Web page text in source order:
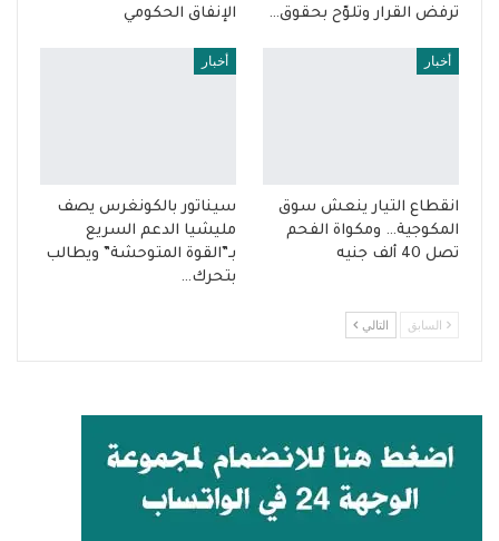
ترفض القرار وتلوّح بحقوق…
الإنفاق الحكومي
أخبار
انقطاع التيار ينعش سوق
المكوجية… ومكواة الفحم
تصل 40 ألف جنيه
أخبار
سيناتور بالكونغرس يصف
مليشيا الدعم السريع
بـ”القوة المتوحشة” ويطالب
بتحرك…
السابق التالي